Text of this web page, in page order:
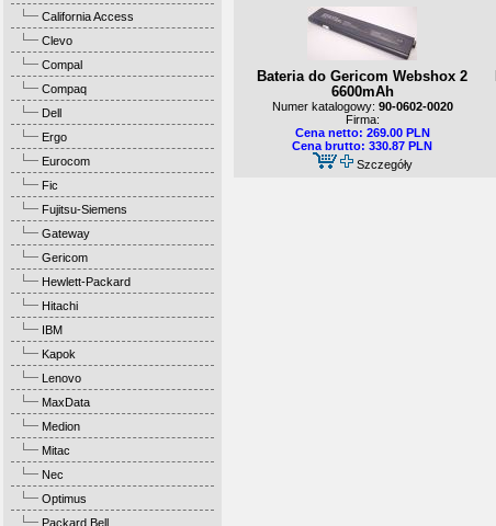
California Access
Clevo
Compal
Compaq
Dell
Ergo
Eurocom
Fic
Fujitsu-Siemens
Gateway
Gericom
Hewlett-Packard
Hitachi
IBM
Kapok
Lenovo
MaxData
Medion
Mitac
Nec
Optimus
Packard Bell
Bateria do Gericom Webshox 2
6600mAh
Numer katalogowy: 90-0602-0020
Firma:
Cena netto: 269.00 PLN
Cena brutto: 330.87 PLN
Szczegóły